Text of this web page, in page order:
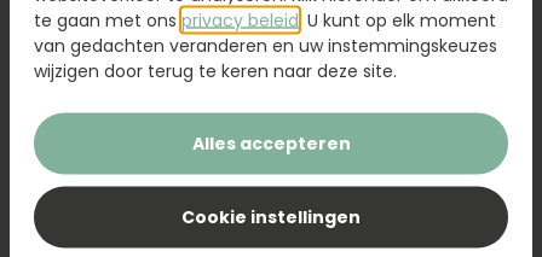
Boeket Raya Sanseveria
te gaan met ons privacy beleid . U kunt op elk moment
van gedachten veranderen en uw instemmingskeuzes
wijzigen door terug te keren naar deze site.
Alles accepteren
Cookie instellingen